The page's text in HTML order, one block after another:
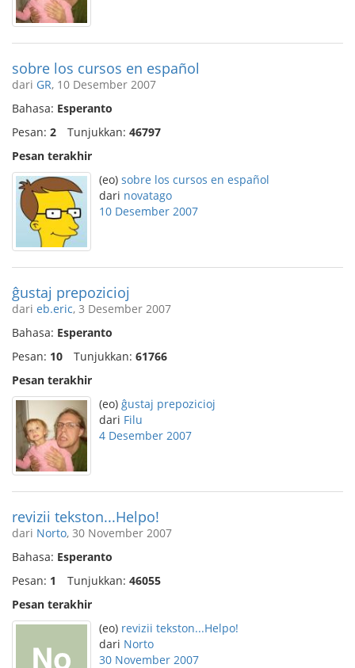
sobre los cursos en español
dari GR, 10 Desember 2007
Bahasa: Esperanto
Pesan: 2 Tunjukkan: 46797
Pesan terakhir
(eo) sobre los cursos en español
dari novatago
10 Desember 2007
ĝustaj prepozicioj
dari eb.eric, 3 Desember 2007
Bahasa: Esperanto
Pesan: 10 Tunjukkan: 61766
Pesan terakhir
(eo) ĝustaj prepozicioj
dari Filu
4 Desember 2007
revizii tekston...Helpo!
dari Norto, 30 November 2007
Bahasa: Esperanto
Pesan: 1 Tunjukkan: 46055
Pesan terakhir
(eo) revizii tekston...Helpo!
dari Norto
30 November 2007